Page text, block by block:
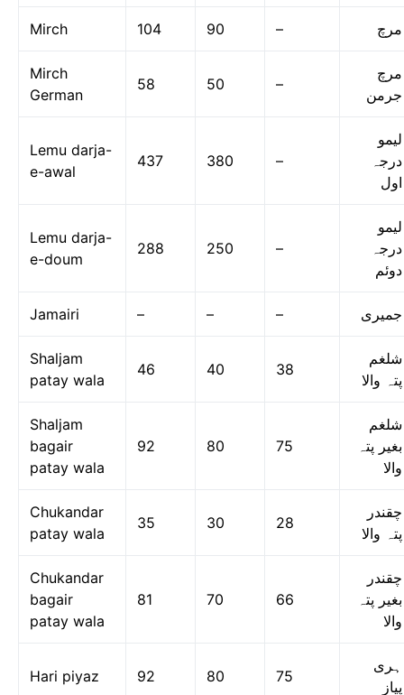
Mirch 104 90 – مرچ
Mirch
German
58 50 –
مرچ
جرمن
Lemu darja-
e-awal
437 380 –
لیمو
درجہ
اول
Lemu darja-
e-doum
288 250 –
لیمو
درجہ
دوئم
Jamairi – – – جمیری
Shaljam
patay wala
46 40 38
شلغم
پتہ والا
Shaljam
bagair
patay wala
92 80 75
شلغم
بغیر پتہ
والا
Chukandar
patay wala
35 30 28
چقندر
پتہ والا
Chukandar
bagair
patay wala
81 70 66
چقندر
بغیر پتہ
والا
Hari piyaz 92 80 75
ہری
پیاز